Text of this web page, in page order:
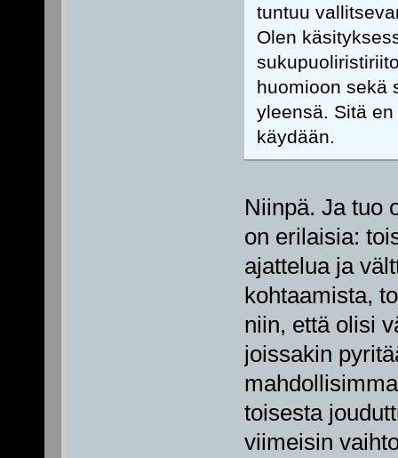
tuntuu
Olen
huomioon sekä
yleensä. Sitä
käydään.
Niinpä. Ja tuo
on erilaisia:
ajattelua ja
kohtaamista,
niin, että olisi
joissakin
toisesta
viimeisin